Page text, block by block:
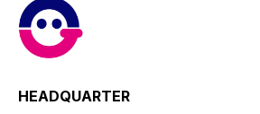
HEADQUARTER